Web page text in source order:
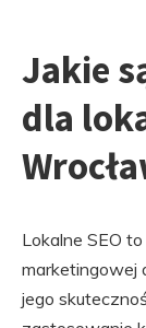
Jakie
dla
Lokalne SEO
marketingowej
jego